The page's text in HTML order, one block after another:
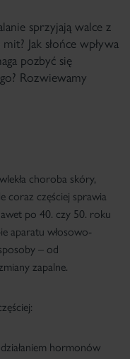
sprzyjają walce z
Jak słońce wpływa
pozbyć się
Rozwiewamy
choroba skóry,
coraz częściej sprawia
po 40. czy 50. roku
aparatu włosowo-
– od
zapalne.
hormonów